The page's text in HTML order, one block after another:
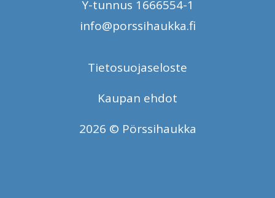
Y-tunnus 1666554-1
info@porssihaukka.fi
Tietosuojaseloste
Kaupan ehdot
2026 © Pörssihaukka